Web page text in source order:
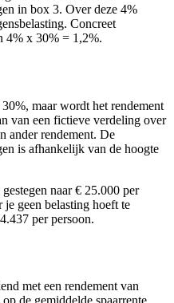
in box 3. Over deze 4%
Concreet
4% x 30% = 1,2%.
maar wordt het rendement
van een fictieve verdeling over
ander rendement. De
is afhankelijk van de hoogte
naar € 25.000 per
geen belasting hoeft te
per persoon.
met een rendement van